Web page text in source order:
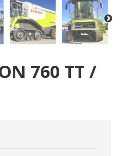
760 TT /